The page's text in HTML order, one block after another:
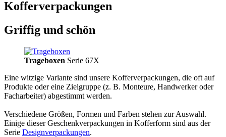
Kofferverpackungen
Griffig und schön
Trageboxen Serie 67X
Eine witzige Variante sind unsere Kofferverpackungen, die oft auf
Produkte oder eine Zielgruppe (z. B. Monteure, Handwerker oder
Facharbeiter) abgestimmt werden.
Verschiedene Größen, Formen und Farben stehen zur Auswahl.
Einige dieser Geschenkverpackungen in Kofferform sind aus der
Serie Designverpackungen.